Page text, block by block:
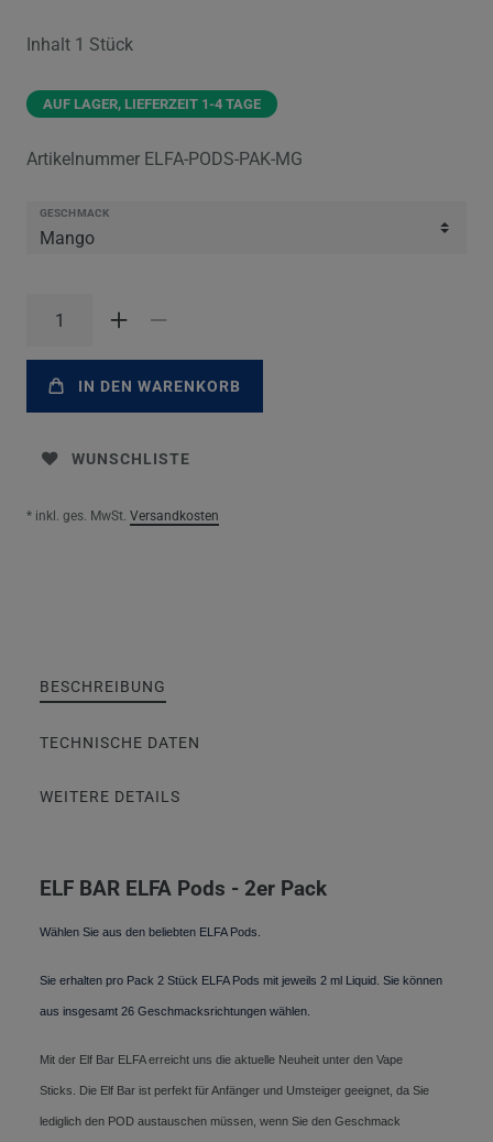
Inhalt 1 Stück
AUF LAGER, LIEFERZEIT 1-4 TAGE
Artikelnummer ELFA-PODS-PAK-MG
GESCHMACK
IN DEN WARENKORB
WUNSCHLISTE
* inkl. ges. MwSt. Versandkosten
BESCHREIBUNG
TECHNISCHE DATEN
WEITERE DETAILS
ELF BAR ELFA Pods - 2er Pack
Wählen Sie aus den beliebten ELFA Pods.
Sie erhalten pro Pack 2 Stück ELFA Pods mit jeweils 2 ml Liquid. Sie können
aus insgesamt 26 Geschmacksrichtungen wählen.
Mit der Elf Bar ELFA erreicht uns die aktuelle Neuheit unter den Vape
Sticks. Die Elf Bar ist perfekt für Anfänger und Umsteiger geeignet, da Sie
lediglich den POD austauschen müssen, wenn Sie den Geschmack